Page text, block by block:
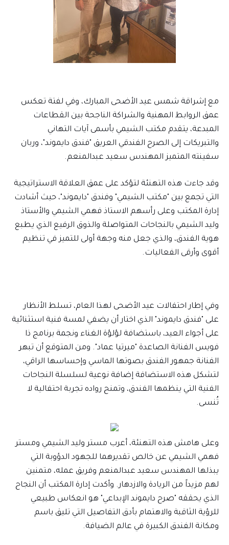
مع إشراقة شمس عيد الأضحى المبارك، وفي لفتة تعكس
عمق الروابط المهنية والشراكة الناجحة بين القطاعات
المبدعة، يتقدم مكتب الشيمي بأسمى آيات التهاني
والتبريكات إلى الصرح الفندقي العريق "فندق دايموند"، وربان
سفينته المتميز المهندس سعيد عبدالمنعم.
وقد جاءت هذه التهنئة لتؤكد على عمق العلاقة الاستراتيجية
التي تجمع بين "مكتب الشيمي" وفندق "دايموند"، حيث أشادت
إدارة المكتب وعلى رأسهم الاستاذ فهمي الشيمي والأستاذ
وليد الشيمي بالنجاحات المتواصلة والذوق الرفيع الذي يطبع
هوية الفندق، والذي جعل منه وجهة أولى للتميز في تنظيم
أقوى وأرقى الفعاليات.
وفي إطار احتفالات عيد الأضحى لهذا العام، تسلط الأنظار
على "فندق دايموند" الذي اختار أن يضفي لمسة فنية استثنائية
على أجواء العيد، باستضافة لؤلؤة الغناء ونجمة برنامج ذا
فويس الفنانة الصاعدة "ميرتيا عماد". ومن المتوقع أن تبهر
الفنانة جمهور الفندق بصوتها الماسي وإحساسها الراقي،
لتشكل هذه الاستضافة إضافة نوعية لسلسلة النجاحات
الفنية التي ينظمها الفندق، وتمنح رواده تجربة احتفالية لا
تُنسى.
وعلى هامش هذه التهنئة، أعرب مستر وليد الشيمي ومستر
فهمي الشيمي عن خالص تقديرهما للجهود الدؤوبة التي
يبذلها المهندس سعيد عبدالمنعم وفريق عمله، متمنين
لهم مزيداً من الريادة والازدهار. وأكدت إدارة المكتب أن النجاح
الذي يحققه "صرح دايموند الإبداعي" هو انعكاس طبيعي
للرؤية الثاقبة والاهتمام بأدق التفاصيل التي تليق باسم
ومكانة الفندق الكبيرة في عالم الضيافة.